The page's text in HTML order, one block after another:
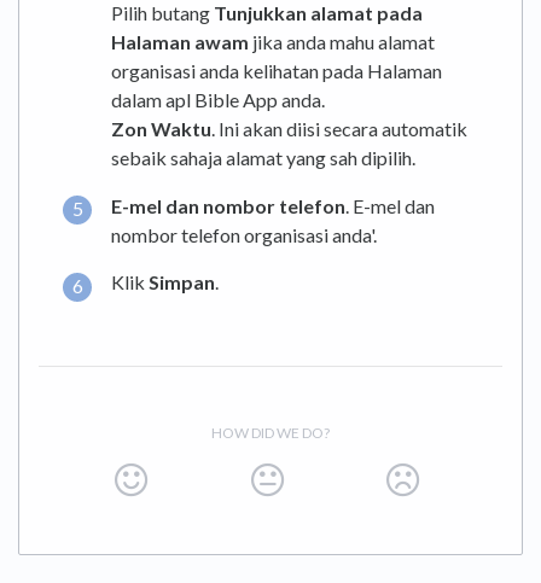
Pilih butang Tunjukkan alamat pada
Halaman awam jika anda mahu alamat
organisasi anda kelihatan pada Halaman
dalam apl Bible App anda.
Zon Waktu. Ini akan diisi secara automatik
sebaik sahaja alamat yang sah dipilih.
E-mel dan nombor telefon . E-mel dan
nombor telefon organisasi anda'.
Klik Simpan.
HOW DID WE DO?